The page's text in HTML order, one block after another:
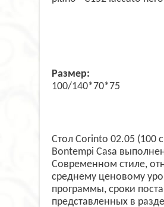
Размер:
100/140*70*75
Стол Corinto 02.05 (100
Bontempi Casa
Современном стиле,
среднему ценовому
программы, сроки
представленных в